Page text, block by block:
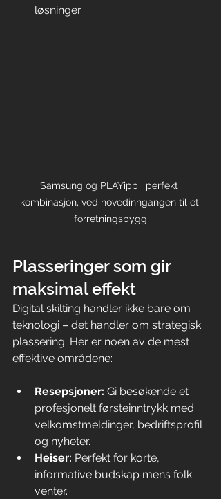
løsninger.
Samsung og PLAYipp i perfekt
kombinasjon, ved hovedinngangen til et
forretningsbygg
Plasseringer som gir
maksimal effekt
Digital skilting handler ikke bare om
teknologi – det handler om strategisk
plassering. Her er noen av de mest
effektive områdene:
Resepsjoner: Gi besøkende et
profesjonelt førsteinntrykk med
velkomstmeldinger, bedriftsprofil
og nyheter.
Heiser: Perfekt for korte,
informative budskap mens folk
venter.